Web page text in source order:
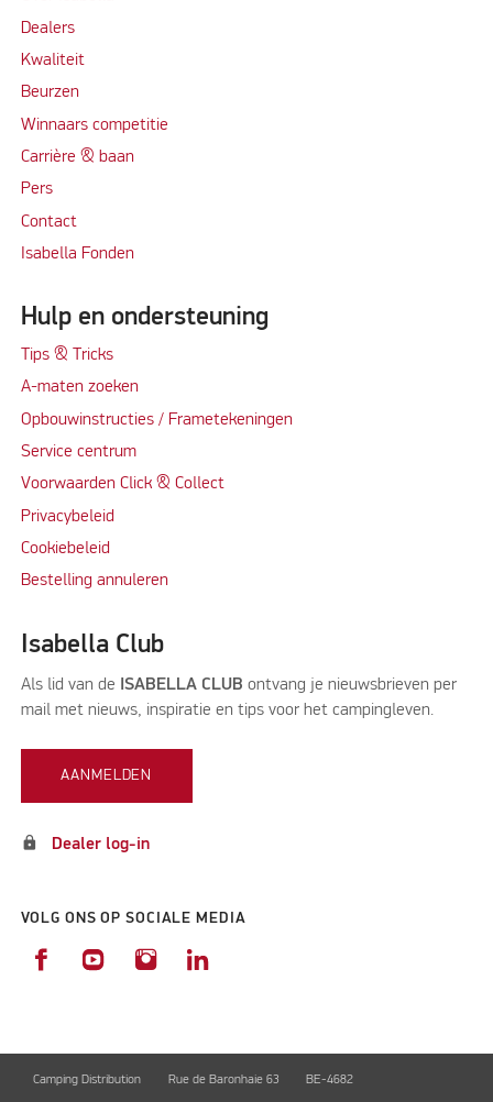
Dealers
Kwaliteit
Beurzen
Winnaars competitie
Carrière & baan
Pers
Contact
Isabella Fonden
Hulp en ondersteuning
Tips & Tricks
A-maten zoeken
Opbouwinstructies / Frametekeningen
Service centrum
Voorwaarden Click & Collect
Privacybeleid
Cookiebeleid
Bestelling annuleren
Isabella Club
Als lid van de ISABELLA CLUB ontvang je nieuwsbrieven per
mail met nieuws, inspiratie en tips voor het campingleven.
AANMELDEN
lock Dealer log-in
VOLG ONS OP SOCIALE MEDIA
Camping Distribution Rue de Baronhaie 63 BE-4682